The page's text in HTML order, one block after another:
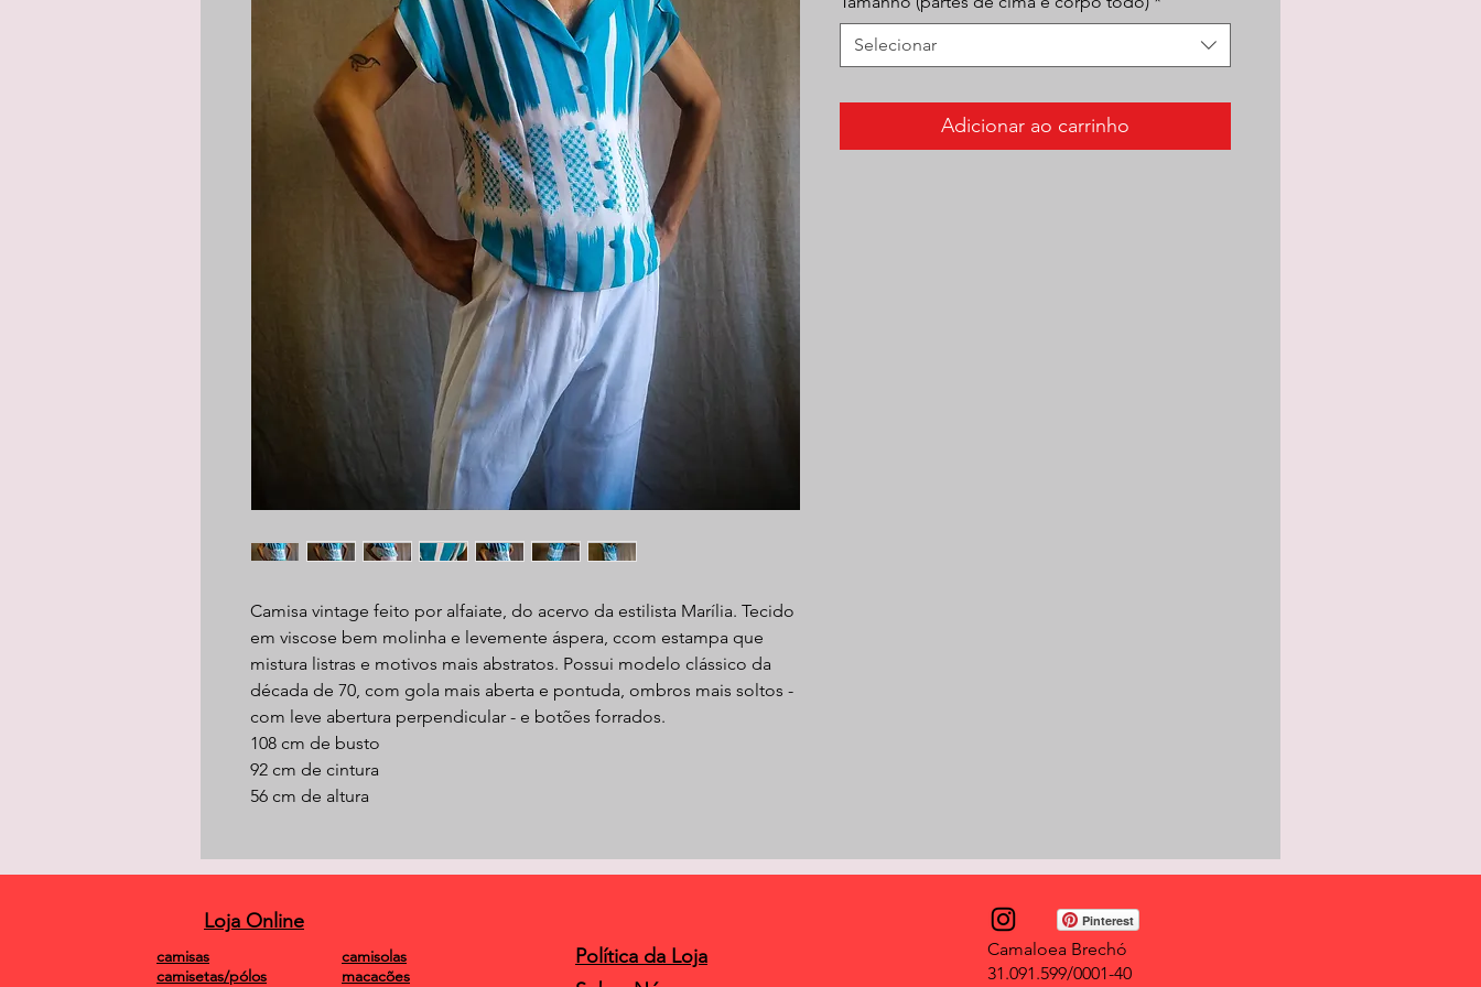
Camisa vintage feito por alfaiate, do acervo da estilista Marília. Tecido
em viscose bem molinha e levemente áspera, ccom estampa que
mistura listras e motivos mais abstratos. Possui modelo clássico da
década de 70, com gola mais aberta e pontuda, ombros mais soltos -
com leve abertura perpendicular - e botões forrados.
108 cm de busto
92 cm de cintura
56 cm de altura
Selecionar
Adicionar ao carrinho
Loja Online
camisolas
macacões
camisas
camisetas/pólos
Política da Loja
Camaloea Brechó
31.091.599/0001-40
Pinterest